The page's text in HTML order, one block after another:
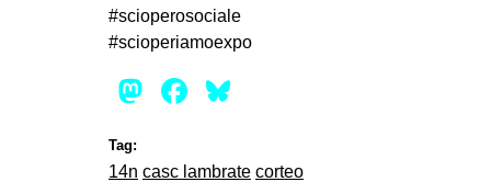
‪#‎scioperosociale‬
‪#‎scioperiamoexpo‬
Mastodon
Facebook
Tag:
14n casc lambrate corteo